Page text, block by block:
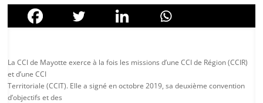
La CCI de Mayotte exerce à la fois les missions d’une CCI de Région (CCIR)
et d’une CCI
Territoriale (CCIT). Elle a signé en octobre 2019, sa deuxième convention
d’objectifs et des